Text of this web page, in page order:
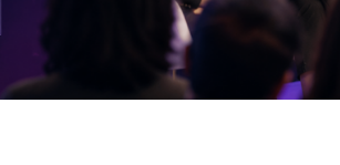
DANS LA TECH, LA PARITÉ N’EST PLUS UN
SUJET D’IMAGE MAIS DE...
Pascal Iakovou